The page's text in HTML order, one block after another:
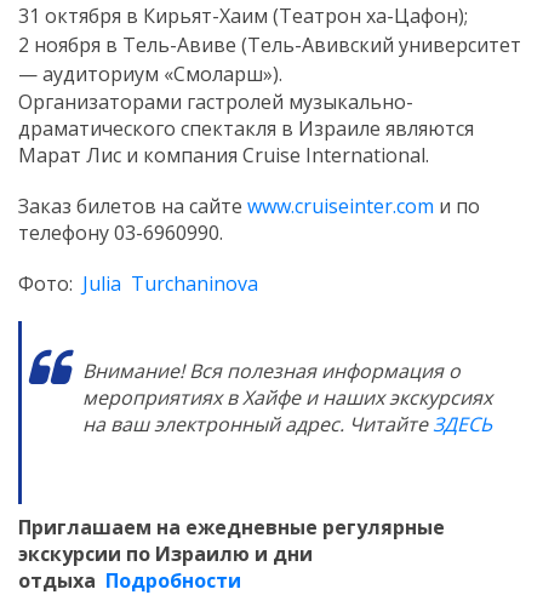
31 октября в Кирьят-Хаим (Театрон ха-Цафон);
2 ноября в Тель-Авиве (Тель-Авивский университет
— аудиториум «Смоларш»).
Организаторами гастролей музыкально-
драматического спектакля в Израиле являются
Марат Лис и компания Cruise International.
Заказ билетов на сайте www.cruiseinter.com и по
телефону 03-6960990.
Фото: Julia Turchaninova
Внимание! Вся полезная информация о
мероприятиях в Хайфе и наших экскурсиях
на ваш электронный адрес. ЧитайтеЗДЕСЬ
Приглашаем на ежедневные регулярные
экскурсии по Израилю и дни
отдыха Подробности